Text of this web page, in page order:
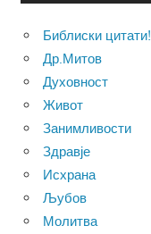
Библиски цитати!
Др.Митов
Духовност
Живот
Занимливости
Здравје
Исхрана
Љубов
Молитва